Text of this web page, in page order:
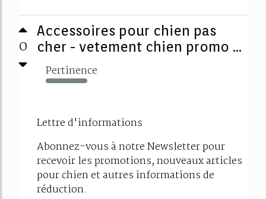
0
Accessoires pour chien pas
cher - vetement chien promo ...
Pertinence
576%
Lettre d'informations
Abonnez-vous à notre Newsletter pour
recevoir les promotions, nouveaux articles
pour chien et autres informations de
réduction.